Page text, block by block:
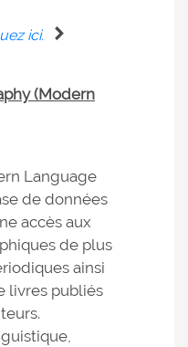
ici.
(Modern
Language
de données
accès aux
de plus
ainsi
livres publiés